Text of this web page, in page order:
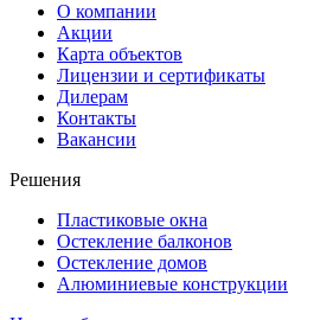
О компании
Акции
Карта объектов
Лицензии и сертификаты
Дилерам
Контакты
Вакансии
Решения
Пластиковые окна
Остекление балконов
Остекление домов
Алюминиевые конструкции